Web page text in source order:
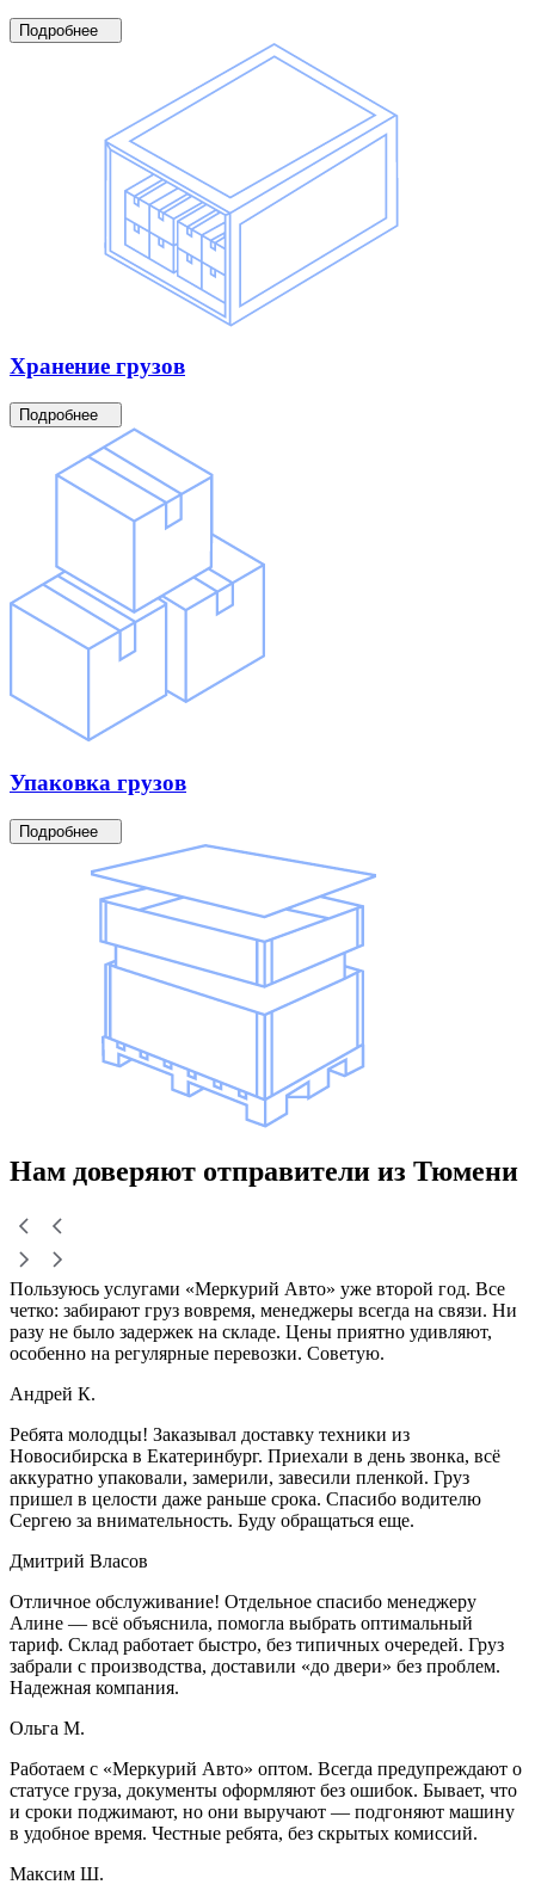
Подробнее
Хранение грузов
Подробнее
Упаковка грузов
Подробнее
Нам доверяют отправители из Тюмени
Пользуюсь услугами «Меркурий Авто» уже второй год. Все
четко: забирают груз вовремя, менеджеры всегда на связи. Ни
разу не было задержек на складе. Цены приятно удивляют,
особенно на регулярные перевозки. Советую.
Андрей К.
Ребята молодцы! Заказывал доставку техники из
Новосибирска в Екатеринбург. Приехали в день звонка, всё
аккуратно упаковали, замерили, завесили пленкой. Груз
пришел в целости даже раньше срока. Спасибо водителю
Сергею за внимательность. Буду обращаться еще.
Дмитрий Власов
Отличное обслуживание! Отдельное спасибо менеджеру
Алине — всё объяснила, помогла выбрать оптимальный
тариф. Склад работает быстро, без типичных очередей. Груз
забрали с производства, доставили «до двери» без проблем.
Надежная компания.
Ольга М.
Работаем с «Меркурий Авто» оптом. Всегда предупреждают о
статусе груза, документы оформляют без ошибок. Бывает, что
и сроки поджимают, но они выручают — подгоняют машину
в удобное время. Честные ребята, без скрытых комиссий.
Максим Ш.